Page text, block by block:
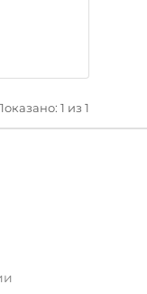
1 из 1